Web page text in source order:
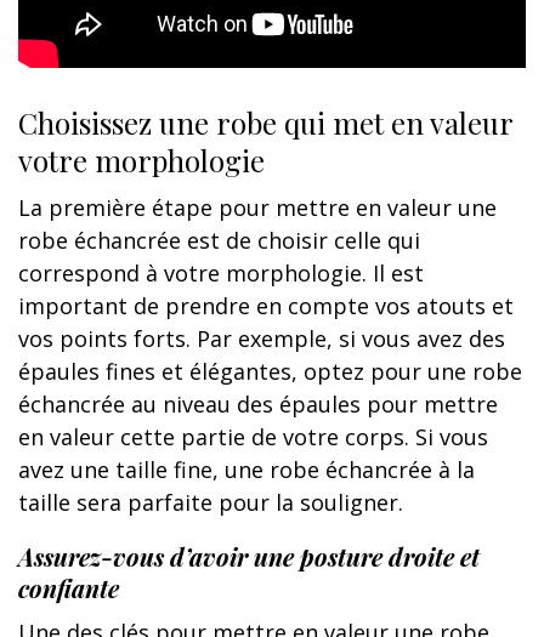
Choisissez une robe qui met en valeur
votre morphologie
La première étape pour mettre en valeur une
robe échancrée est de choisir celle qui
correspond à votre morphologie. Il est
important de prendre en compte vos atouts et
vos points forts. Par exemple, si vous avez des
épaules fines et élégantes, optez pour une robe
échancrée au niveau des épaules pour mettre
en valeur cette partie de votre corps. Si vous
avez une taille fine, une robe échancrée à la
taille sera parfaite pour la souligner.
Assurez-vous d’avoir une posture droite et
confiante